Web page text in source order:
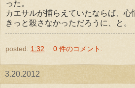
った。
カエサルが捕らえていたならば、心
きっと殺さなかっただろうに、と。
posted: 1:32 0 件のコメント:
3.20.2012